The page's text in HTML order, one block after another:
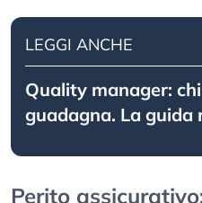
LEGGI ANCHE
Quality manager:
guadagna. La guida
Perito